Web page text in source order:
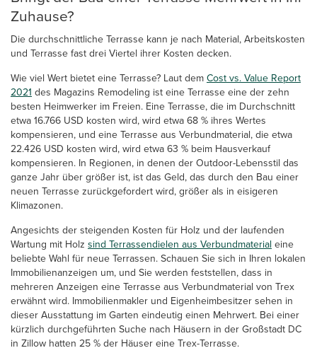
Zuhause?
Die durchschnittliche Terrasse kann je nach Material, Arbeitskosten
und Terrasse fast drei Viertel ihrer Kosten decken.
Wie viel Wert bietet eine Terrasse? Laut demCost vs. Value Report
2021 des Magazins Remodeling ist eine Terrasse eine der zehn
besten Heimwerker im Freien. Eine Terrasse, die im Durchschnitt
etwa 16.766 USD kosten wird, wird etwa 68 % ihres Wertes
kompensieren, und eine Terrasse aus Verbundmaterial, die etwa
22.426 USD kosten wird, wird etwa 63 % beim Hausverkauf
kompensieren. In Regionen, in denen der Outdoor-Lebensstil das
ganze Jahr über größer ist, ist das Geld, das durch den Bau einer
neuen Terrasse zurückgefordert wird, größer als in eisigeren
Klimazonen.
Angesichts der steigenden Kosten für Holz und der laufenden
Wartung mit Holz sind Terrassendielen aus Verbundmaterial eine
beliebte Wahl für neue Terrassen. Schauen Sie sich in Ihren lokalen
Immobilienanzeigen um, und Sie werden feststellen, dass in
mehreren Anzeigen eine Terrasse aus Verbundmaterial von Trex
erwähnt wird. Immobilienmakler und Eigenheimbesitzer sehen in
dieser Ausstattung im Garten eindeutig einen Mehrwert. Bei einer
kürzlich durchgeführten Suche nach Häusern in der Großstadt DC
in Zillow hatten 25 % der Häuser eine Trex-Terrasse.